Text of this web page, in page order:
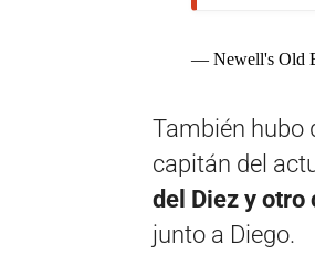
— Newell's Old
También hubo
capitán del
del Diez y otro
junto a Diego.